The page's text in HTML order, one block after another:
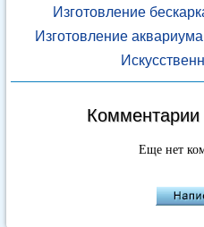
Изготовление
Изготовление
Комментарии
Еще нет